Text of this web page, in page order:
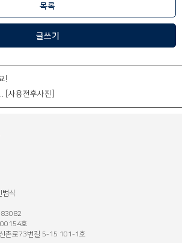
목록
글쓰기
!
[사용전후사진]
식
호
촌로73번길 5-15 101-1호